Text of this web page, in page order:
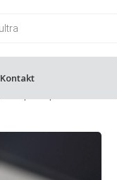
Kontakt